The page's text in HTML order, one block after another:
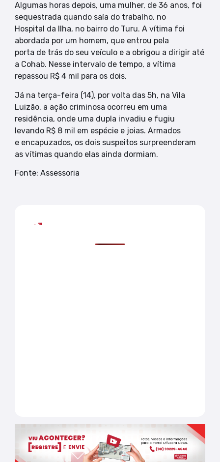
Algumas horas depois, uma mulher, de 36 anos, foi
sequestrada quando saía do trabalho, no
Hospital da Ilha, no bairro do Turu. A vítima foi
abordada por um homem, que entrou pela
porta de trás do seu veículo e a obrigou a dirigir até
a Cohab. Nesse intervalo de tempo, a vítima
repassou R$ 4 mil para os dois.
Já na terça-feira (14), por volta das 5h, na Vila
Luizão, a ação criminosa ocorreu em uma
residência, onde uma dupla invadiu e fugiu
levando R$ 8 mil em espécie e joias. Armados
e encapuzados, os dois suspeitos surpreenderam
as vítimas quando elas ainda dormiam.
Fonte: Assessoria